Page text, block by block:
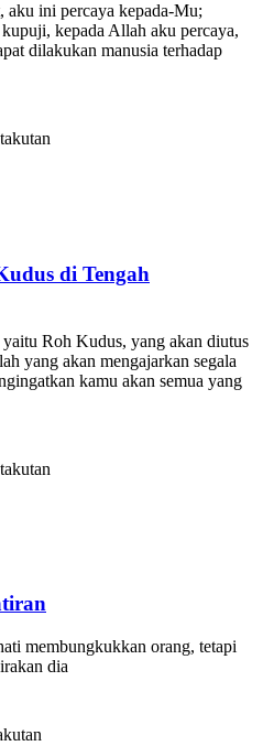
aku ini percaya kepada-Mu;
kepada Allah aku percaya,
dilakukan manusia terhadap
di Tengah
Roh Kudus, yang akan diutus
yang akan mengajarkan segala
kamu akan semua yang
membungkukkan orang, tetapi
dia